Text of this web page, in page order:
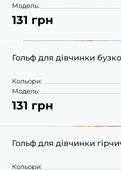
Модель:
131 грн
Гольф для дівчинки
Кольори:
Модель:
131 грн
Гольф для дівчинки
Кольори: